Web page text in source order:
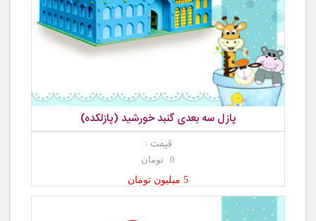
پازل سه بعدی گنبد خورشید (پازلکده)
قیمت :
0 تومان
5 میلیون تومان